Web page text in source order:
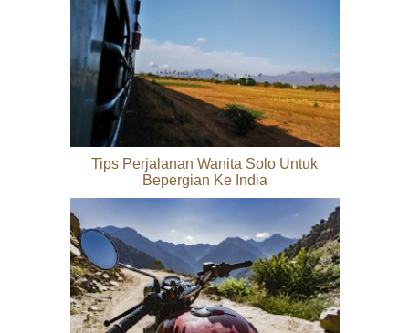
Tips Perjalanan Wanita Solo Untuk
Bepergian Ke India